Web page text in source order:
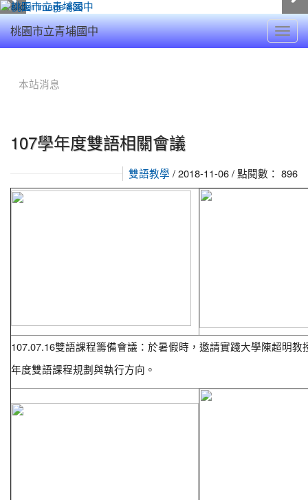
桃園市立青埔國中
本站消息
107學年度雙語相關會議
雙語教學 / 2018-11-06 / 點閱數： 896
107.07.16雙語課程籌備會議：於暑假時，邀請實踐大學陳超明教
年度雙語課程規劃與執行方向。